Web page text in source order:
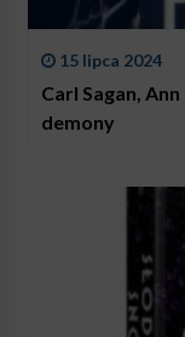
15 lipca 2024
Carl Sagan,
demony